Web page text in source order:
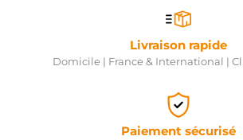
Livraison rapide
Domicile | France & International |
Paiement sécurisé